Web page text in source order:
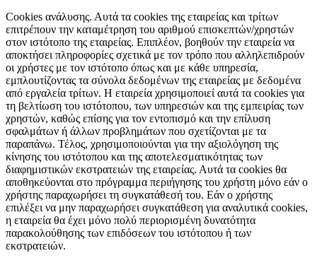
Cookies ανάλυσης. Αυτά τα cookies της εταιρείας και τρίτων
επιτρέπουν την καταμέτρηση του αριθμού επισκεπτών/χρηστών
στον ιστότοπο της εταιρείας. Επιπλέον, βοηθούν την εταιρεία να
αποκτήσει πληροφορίες σχετικά με τον τρόπο που αλληλεπιδρούν
οι χρήστες με τον ιστότοπο όπως και με κάθε υπηρεσία,
εμπλουτίζοντας τα σύνολα δεδομένων της εταιρείας με δεδομένα
από εργαλεία τρίτων. Η εταιρεία χρησιμοποιεί αυτά τα cookies για
τη βελτίωση του ιστότοπου, των υπηρεσιών και της εμπειρίας των
χρηστών, καθώς επίσης για τον εντοπισμό και την επίλυση
σφαλμάτων ή άλλων προβλημάτων που σχετίζονται με τα
παραπάνω. Τέλος, χρησιμοποιούνται για την αξιολόγηση της
κίνησης του ιστότοπου και της αποτελεσματικότητας των
διαφημιστικών εκστρατειών της εταιρείας. Αυτά τα cookies θα
αποθηκεύονται στο πρόγραμμα περιήγησης του χρήστη μόνο εάν ο
χρήστης παραχωρήσει τη συγκατάθεσή του. Εάν ο χρήστης
επιλέξει να μην παραχωρήσει συγκατάθεση για αναλυτικά cookies,
η εταιρεία θα έχει μόνο πολύ περιορισμένη δυνατότητα
παρακολούθησης των επιδόσεων του ιστότοπου ή των
εκστρατειών.